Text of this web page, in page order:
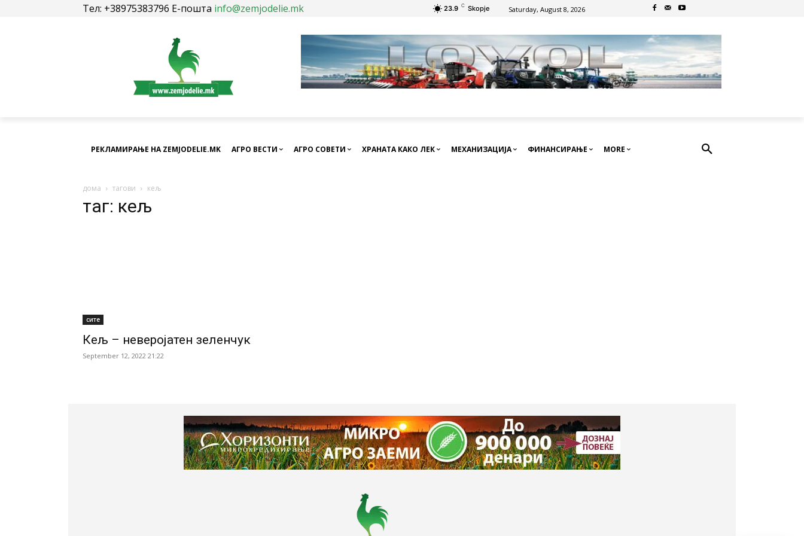
Тел: +38975383796 Е-пошта info@zemjodelie.mk 23.9 C Skopje Saturday, August 8, 2026
РЕКЛАМИРАЊЕ НА ZEMJODELIE.MK АГРО ВЕСТИ АГРО СОВЕТИ ХРАНАТА КАКО ЛЕК МЕХАНИЗАЦИЈА ФИНАНСИРАЊЕ MORE
дома тагови кељ
таг: кељ
сите
Кељ – неверојатен зеленчук
September 12, 2022 21:22